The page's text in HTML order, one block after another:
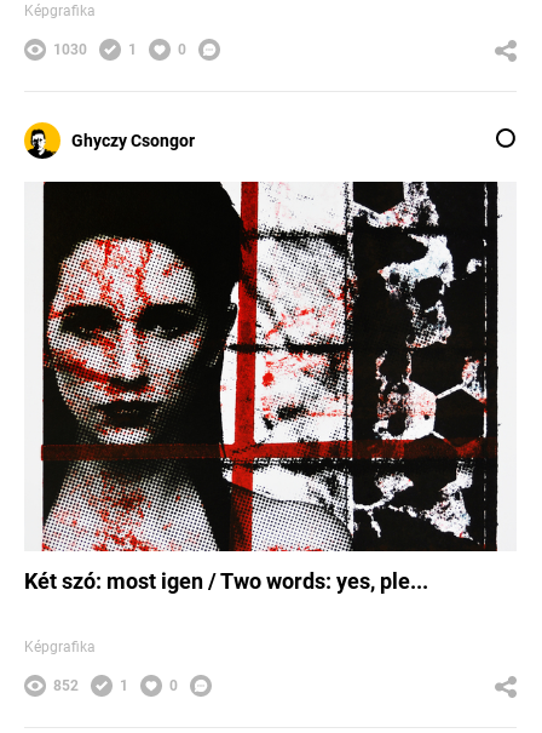
Képgrafika
1030 1 0
Ghyczy Csongor
Két szó: most igen / Two words: yes, ple...
Képgrafika
852 1 0